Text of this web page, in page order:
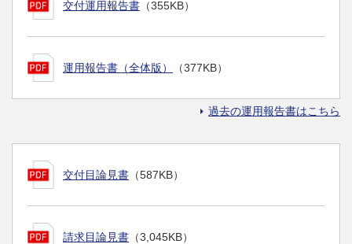
交付運用報告書 （355KB）
運用報告書（全体版） （377KB）
過去の運用報告書はこちら
交付目論見書 （587KB）
請求目論見書 （3,045KB）